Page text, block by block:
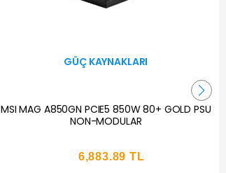
GÜÇ KAYNAKLARI
MSI MAG A850GN PCIE5 850W 80+ GOLD PSU
NON-MODULAR
6,883.89 TL